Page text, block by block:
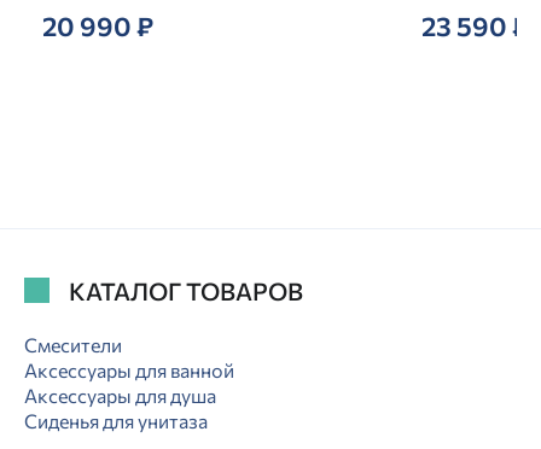
20 990 ₽ 23 590 ₽
КАТАЛОГ ТОВАРОВ
Смесители
Аксессуары для ванной
Аксессуары для душа
Сиденья для унитаза